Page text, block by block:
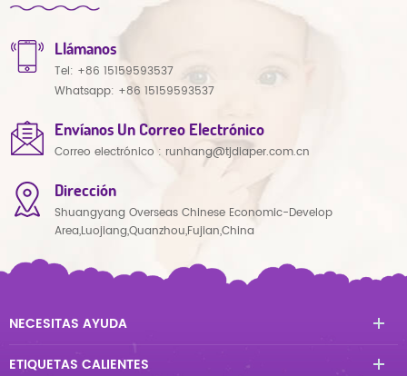
Llámanos
Tel: +86 15159593537
Whatsapp: +86 15159593537
Envíanos Un Correo Electrónico
Correo electrónico : runhang@tjdiaper.com.cn
Dirección
Shuangyang Overseas Chinese Economic-Develop
Area,Luojiang,Quanzhou,Fujian,China
NECESITAS AYUDA
ETIQUETAS CALIENTES